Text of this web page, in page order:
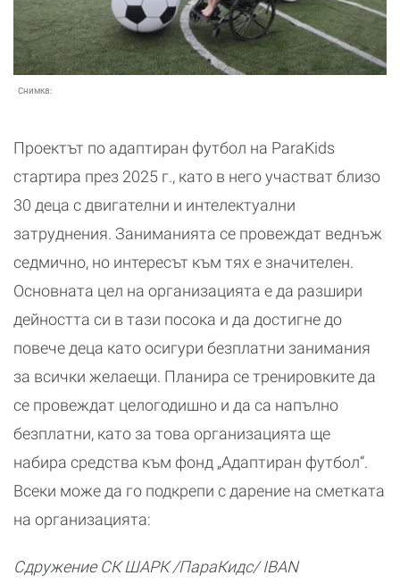
Снимка:
Проектът по адаптиран футбол на ParaKids
стартира през 2025 г., като в него участват близо
30 деца с двигателни и интелектуални
затруднения. Заниманията се провеждат веднъж
седмично, но интересът към тях е значителен.
Основната цел на организацията е да разшири
дейността си в тази посока и да достигне до
повече деца като осигури безплатни занимания
за всички желаещи. Планира се тренировките да
се провеждат целогодишно и да са напълно
безплатни, като за това организацията ще
набира средства към фонд „Адаптиран футбол“.
Всеки може да го подкрепи с дарение на сметката
на организацията:
Сдружение СК ШАРК /ПараКидс/ IBAN